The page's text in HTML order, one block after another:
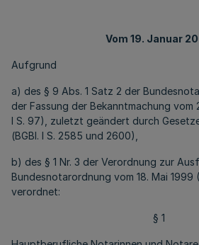
Vom 19. Januar
Aufgrund
a) des § 9 Abs. 1 Satz 2 der
der Fassung der Bekanntmachung vom
I S. 97), zuletzt geändert durch
(BGBl. I S. 2585 und 2600),
b) des § 1 Nr. 3 der Verordnung zur
Bundesnotarordnung vom 18. Mai 1999 (
verordnet:
§ 1